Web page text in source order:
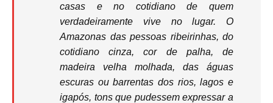
casas e no cotidiano de quem
verdadeiramente vive no lugar. O
Amazonas das pessoas ribeirinhas, do
cotidiano cinza, cor de palha, de
madeira velha molhada, das águas
escuras ou barrentas dos rios, lagos e
igapós, tons que pudessem expressar a